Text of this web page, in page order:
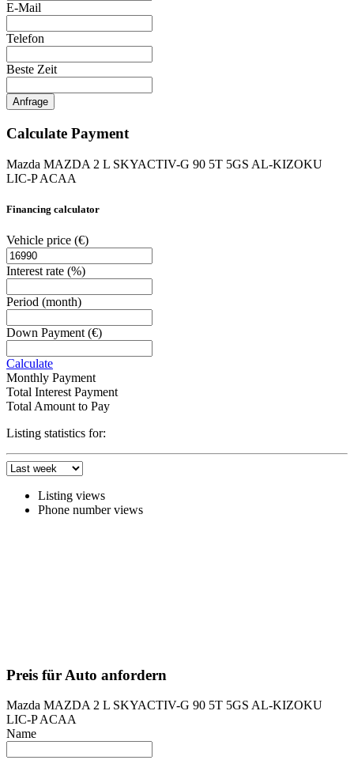
E-Mail
Telefon
Beste Zeit
Anfrage
Calculate Payment
Mazda MAZDA 2 L SKYACTIV-G 90 5T 5GS AL-KIZOKU
LIC-P ACAA
Financing calculator
Vehicle price (€)
Interest rate (%)
Period (month)
Down Payment (€)
Calculate
Monthly Payment
Total Interest Payment
Total Amount to Pay
Listing statistics for:
Listing views
Phone number views
Preis für Auto anfordern
Mazda MAZDA 2 L SKYACTIV-G 90 5T 5GS AL-KIZOKU
LIC-P ACAA
Name